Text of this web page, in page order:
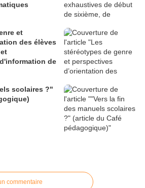
et
des élèves
de
scolaires ?"
commentaire